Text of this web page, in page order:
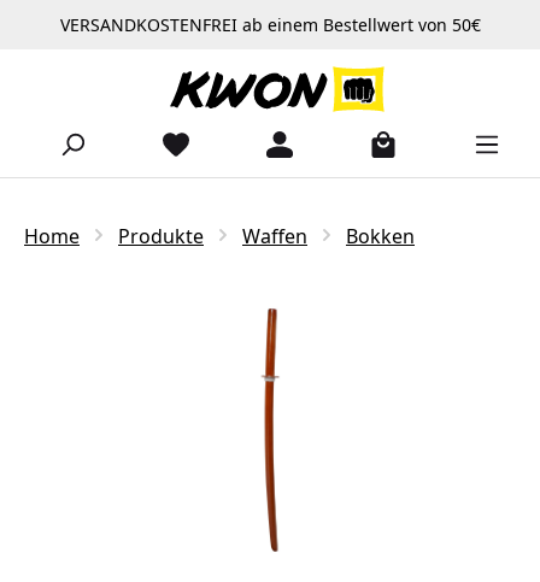
Zum Hauptinhalt springen
VERSANDKOSTENFREI ab einem Bestellwert von 50€
Home Produkte Waffen Bokken